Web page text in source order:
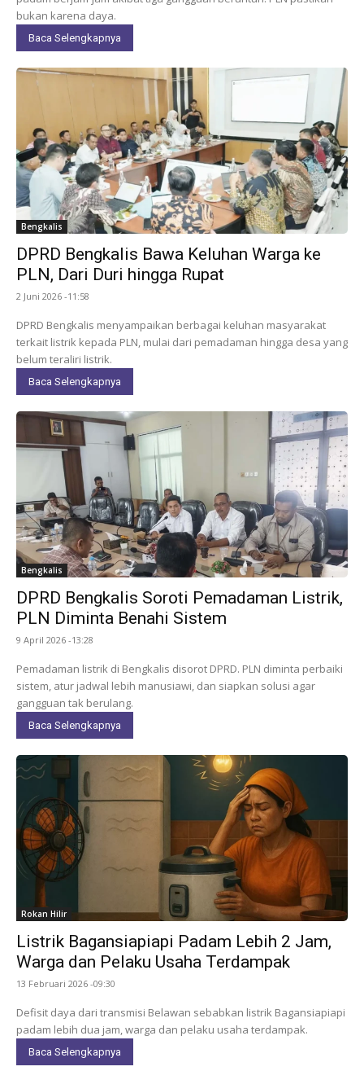
bukan karena daya.
Baca Selengkapnya
Bengkalis
DPRD Bengkalis Bawa Keluhan Warga ke
PLN, Dari Duri hingga Rupat
2 Juni 2026 -11:58
DPRD Bengkalis menyampaikan berbagai keluhan masyarakat
terkait listrik kepada PLN, mulai dari pemadaman hingga desa yang
belum teraliri listrik.
Baca Selengkapnya
Bengkalis
DPRD Bengkalis Soroti Pemadaman Listrik,
PLN Diminta Benahi Sistem
9 April 2026 -13:28
Pemadaman listrik di Bengkalis disorot DPRD. PLN diminta perbaiki
sistem, atur jadwal lebih manusiawi, dan siapkan solusi agar
gangguan tak berulang.
Baca Selengkapnya
Rokan Hilir
Listrik Bagansiapiapi Padam Lebih 2 Jam,
Warga dan Pelaku Usaha Terdampak
13 Februari 2026 -09:30
Defisit daya dari transmisi Belawan sebabkan listrik Bagansiapiapi
padam lebih dua jam, warga dan pelaku usaha terdampak.
Baca Selengkapnya